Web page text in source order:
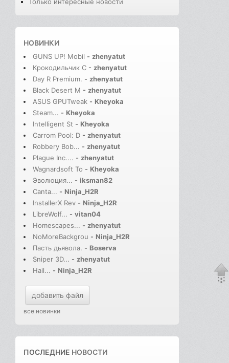
Только интересные новости
НОВИНКИ
GUNS UP! Mobil - zhenyatut
Крокодильчик С - zhenyatut
Day R Premium. - zhenyatut
Black Desert M - zhenyatut
ASUS GPUTweak - Kheyoka
Steam... - Kheyoka
Intelligent St - Kheyoka
Carrom Pool: D - zhenyatut
Robbery Bob... - zhenyatut
Plague Inc.... - zhenyatut
Wagnardsoft To - Kheyoka
Эволюция... - iksman82
Canta... - Ninja_H2R
InstallerX Rev - Ninja_H2R
LibreWolf... - vitan04
Homescapes... - zhenyatut
NoMoreBackgrou - Ninja_H2R
Пасть дьявола. - Boserva
Sniper 3D... - zhenyatut
Hail... - Ninja_H2R
добавить файл
все новинки
ПОСЛЕДНИЕ НОВОСТИ